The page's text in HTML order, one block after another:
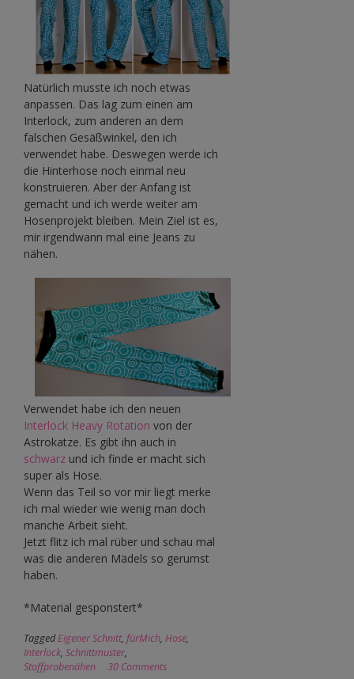
Natürlich musste ich noch etwas
anpassen. Das lag zum einen am
Interlock, zum anderen an dem
falschen Gesäßwinkel, den ich
verwendet habe. Deswegen werde ich
die Hinterhose noch einmal neu
konstruieren. Aber der Anfang ist
gemacht und ich werde weiter am
Hosenprojekt bleiben. Mein Ziel ist es,
mir irgendwann mal eine Jeans zu
nähen.
Verwendet habe ich den neuen
Interlock Heavy Rotation von der
Astrokatze. Es gibt ihn auch in
schwarz und ich finde er macht sich
super als Hose.
Wenn das Teil so vor mir liegt merke
ich mal wieder wie wenig man doch
manche Arbeit sieht.
Jetzt flitz ich mal rüber und schau mal
was die anderen Mädels so gerumst
haben.
*Material gesponstert*
TaggedEigener Schnitt, fürMich, Hose,
Interlock, Schnittmuster,
Stoffprobenähen
30 Comments